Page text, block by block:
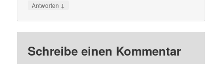
Antworten ↓
Schreibe einen Kommentar